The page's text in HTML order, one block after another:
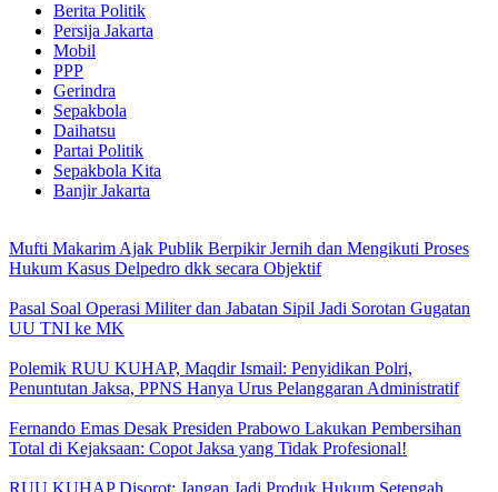
Berita Politik
Persija Jakarta
Mobil
PPP
Gerindra
Sepakbola
Daihatsu
Partai Politik
Sepakbola Kita
Banjir Jakarta
Mufti Makarim Ajak Publik Berpikir Jernih dan Mengikuti Proses
Hukum Kasus Delpedro dkk secara Objektif
Pasal Soal Operasi Militer dan Jabatan Sipil Jadi Sorotan Gugatan
UU TNI ke MK
Polemik RUU KUHAP, Maqdir Ismail: Penyidikan Polri,
Penuntutan Jaksa, PPNS Hanya Urus Pelanggaran Administratif
Fernando Emas Desak Presiden Prabowo Lakukan Pembersihan
Total di Kejaksaan: Copot Jaksa yang Tidak Profesional!